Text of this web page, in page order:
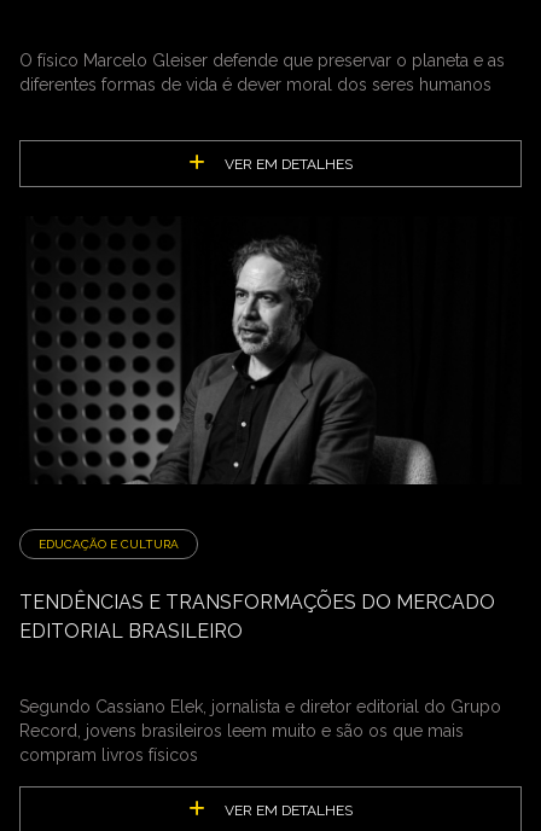
O físico Marcelo Gleiser defende que preservar o planeta e as
diferentes formas de vida é dever moral dos seres humanos
VER EM DETALHES
EDUCAÇÃO E CULTURA
TENDÊNCIAS E TRANSFORMAÇÕES DO MERCADO
EDITORIAL BRASILEIRO
Segundo Cassiano Elek, jornalista e diretor editorial do Grupo
Record, jovens brasileiros leem muito e são os que mais
compram livros físicos
VER EM DETALHES